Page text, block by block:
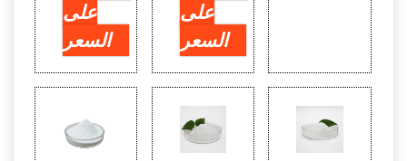
على
السعر
على
السعر